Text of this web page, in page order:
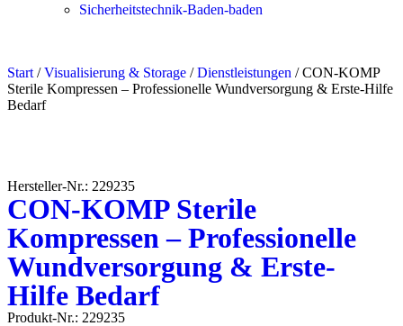
Sicherheitstechnik-Baden-baden
Start /Visualisierung & Storage /Dienstleistungen / CON-KOMP
Sterile Kompressen – Professionelle Wundversorgung & Erste-Hilfe
Bedarf
Hersteller-Nr.: 229235
CON-KOMP Sterile
Kompressen – Professionelle
Wundversorgung & Erste-
Hilfe Bedarf
Produkt-Nr.: 229235